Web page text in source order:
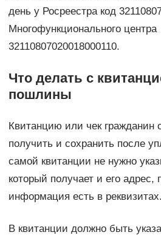
день у Росреестра код
Многофункционального центра
32110807020018000110.
Что делать с
пошлины
Квитанцию или чек гражданин
получить и сохранить после
самой квитанции не нужно
который получает и его адрес,
информация есть в реквизитах.
В квитанции должно быть